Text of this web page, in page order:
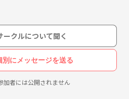
ークルについて聞く
別にメッセージを送る
者には公開されません